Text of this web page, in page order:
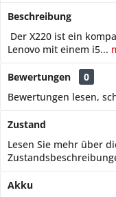
Beschreibung
Der X220 ist ein
Lenovo mit einem i5...
Bewertungen
0
Bewertungen lesen,
Zustand
Lesen Sie mehr über
Akku